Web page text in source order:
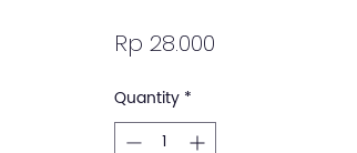
Rp 28.000Price
Quantity *